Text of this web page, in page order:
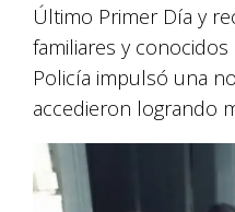
Último Primer Día y
familiares y
Policía impulsó una
accedieron logrando